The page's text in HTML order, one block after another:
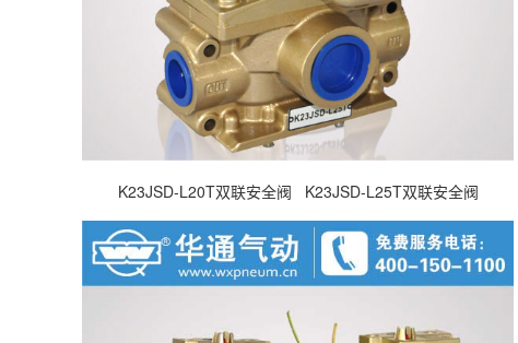
K23JSD-L20T双联安全阀 K23JSD-L25T双联安全阀